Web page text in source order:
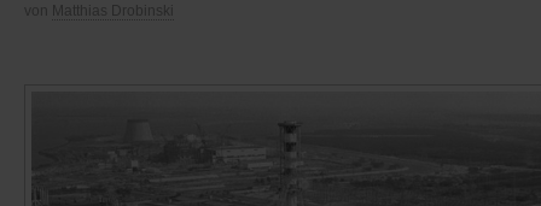
von Matthias Drobinski